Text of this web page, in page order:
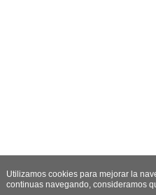
Utilizamos cookies para mejorar la
continuas navegando, consideramos